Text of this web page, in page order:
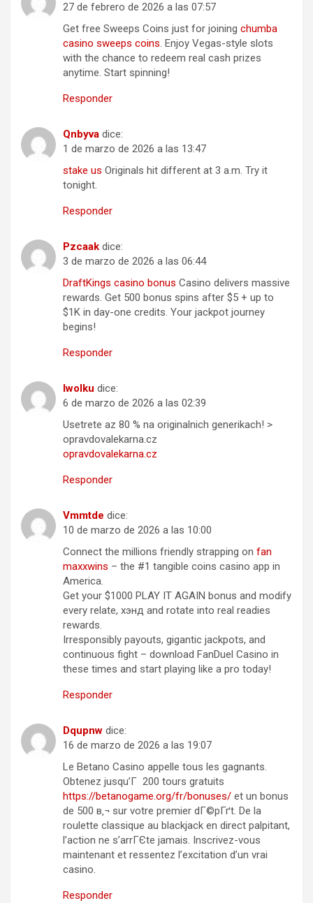
27 de febrero de 2026 a las 07:57
Get free Sweeps Coins just for joining chumba
casino sweeps coins. Enjoy Vegas-style slots
with the chance to redeem real cash prizes
anytime. Start spinning!
Responder
Qnbyva dice:
1 de marzo de 2026 a las 13:47
stake us Originals hit different at 3 a.m. Try it
tonight.
Responder
Pzcaak dice:
3 de marzo de 2026 a las 06:44
DraftKings casino bonus Casino delivers massive
rewards. Get 500 bonus spins after $5 + up to
$1K in day-one credits. Your jackpot journey
begins!
Responder
Iwolku dice:
6 de marzo de 2026 a las 02:39
Usetrete az 80 % na originalnich generikach! >
opravdovalekarna.cz
opravdovalekarna.cz
Responder
Vmmtde dice:
10 de marzo de 2026 a las 10:00
Connect the millions friendly strapping on fan
maxxwins – the #1 tangible coins casino app in
America.
Get your $1000 PLAY IT AGAIN bonus and modify
every relate, хэнд and rotate into real readies
rewards.
Irresponsibly payouts, gigantic jackpots, and
continuous fight – download FanDuel Casino in
these times and start playing like a pro today!
Responder
Dqupnw dice:
16 de marzo de 2026 a las 19:07
Le Betano Casino appelle tous les gagnants.
Obtenez jusqu’Г 200 tours gratuits
https://betanogame.org/fr/bonuses/ et un bonus
de 500 в‚¬ sur votre premier dГ©pГґt. De la
roulette classique au blackjack en direct palpitant,
l’action ne s’arrГЄte jamais. Inscrivez-vous
maintenant et ressentez l’excitation d’un vrai
casino.
Responder